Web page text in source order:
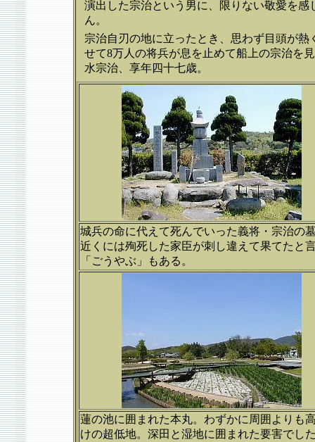
演出した宗治という男に、限りない敬愛を感
ん。
宗治自刃の地に立ったとき、思わず目頭が
せて8万人の将兵が息を止めて船上の宗治を
水宗治、享年四十七歳。
城兵の命に代えて死んでいった義将・宗治の
近くには殉死した家臣が刺し違えて果てたと
「ごうやぶ」もある。
蓮の池に囲まれた本丸。わずかに周囲よりも
けの超低地。深田と湿地に囲まれた要害でし